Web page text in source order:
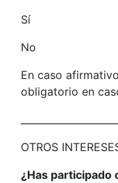
Sí
No
En caso
obligatorio en
OTROS
¿Has participado